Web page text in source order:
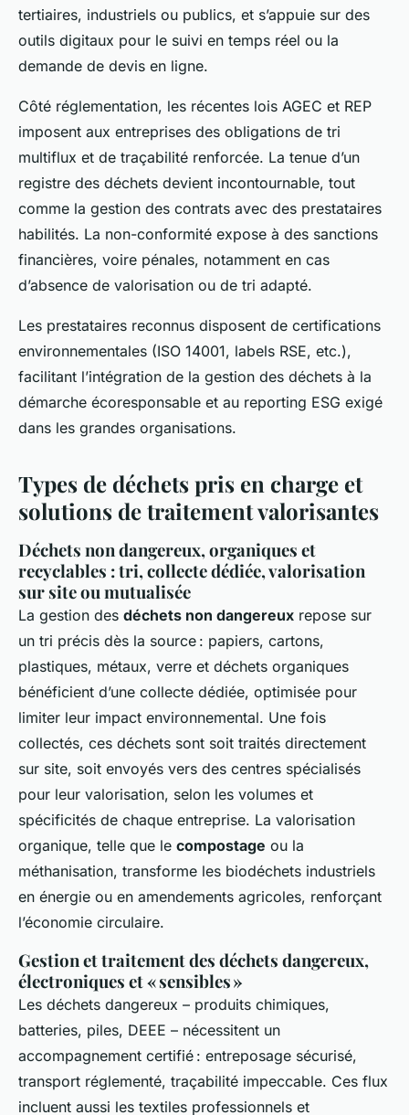
tertiaires, industriels ou publics, et s’appuie sur des
outils digitaux pour le suivi en temps réel ou la
demande de devis en ligne.
Côté réglementation, les récentes lois AGEC et REP
imposent aux entreprises des obligations de tri
multiflux et de traçabilité renforcée. La tenue d’un
registre des déchets devient incontournable, tout
comme la gestion des contrats avec des prestataires
habilités. La non-conformité expose à des sanctions
financières, voire pénales, notamment en cas
d’absence de valorisation ou de tri adapté.
Les prestataires reconnus disposent de certifications
environnementales (ISO 14001, labels RSE, etc.),
facilitant l’intégration de la gestion des déchets à la
démarche écoresponsable et au reporting ESG exigé
dans les grandes organisations.
Types de déchets pris en charge et
solutions de traitement valorisantes
Déchets non dangereux, organiques et
recyclables : tri, collecte dédiée, valorisation
sur site ou mutualisée
La gestion des déchets non dangereux repose sur
un tri précis dès la source : papiers, cartons,
plastiques, métaux, verre et déchets organiques
bénéficient d’une collecte dédiée, optimisée pour
limiter leur impact environnemental. Une fois
collectés, ces déchets sont soit traités directement
sur site, soit envoyés vers des centres spécialisés
pour leur valorisation, selon les volumes et
spécificités de chaque entreprise. La valorisation
organique, telle que le compostage ou la
méthanisation, transforme les biodéchets industriels
en énergie ou en amendements agricoles, renforçant
l’économie circulaire.
Gestion et traitement des déchets dangereux,
électroniques et « sensibles »
Les déchets dangereux – produits chimiques,
batteries, piles, DEEE – nécessitent un
accompagnement certifié : entreposage sécurisé,
transport réglementé, traçabilité impeccable. Ces flux
incluent aussi les textiles professionnels et